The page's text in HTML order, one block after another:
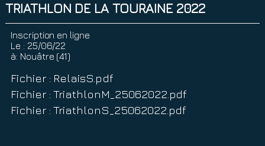
TRIATHLON DE LA TOURAINE 2022
Inscription en ligne
Le : 25/06/22
à: Nouâtre (41)
Fichier : RelaisS.pdf
Fichier : TriathlonM_25062022.pdf
Fichier : TriathlonS_25062022.pdf